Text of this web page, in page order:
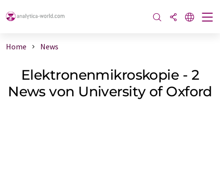
Home News
Elektronenmikroskopie - 2
News von University of Oxford